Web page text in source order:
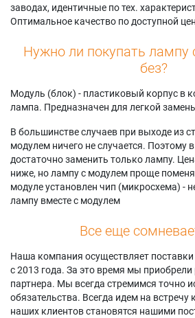
заводах, идентичные по тех.
Оптимальное качество по доступной
Нужно ли покупать лампу
без?
Модуль (блок) - пластиковый корпус в
лампа. Предназначен для легкой
В большинстве случаев при выходе из
модулем ничего не случается. Поэтому
достаточно заменить только лампу.
ниже, но лампу с модулем проще
модуле установлен чип (микросхема) -
лампу вместе с модулем
Все еще
Наша компания осуществляет
с 2013 года. За это время мы
партнера. Мы всегда стремимся точно
обязательства. Всегда идем на
наших клиентов становятся нашими